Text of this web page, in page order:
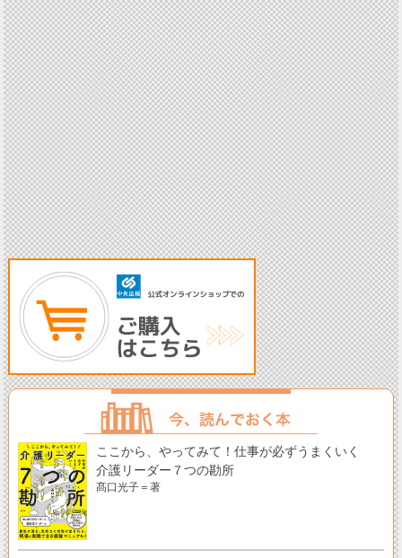
ここから、やってみて！仕事が必ずうまくいく
介護リーダー７つの勘所
髙口光子＝著